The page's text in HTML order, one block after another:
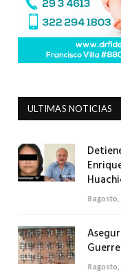
ULTIMAS NOTICIAS
8 agosto,
8 agosto,